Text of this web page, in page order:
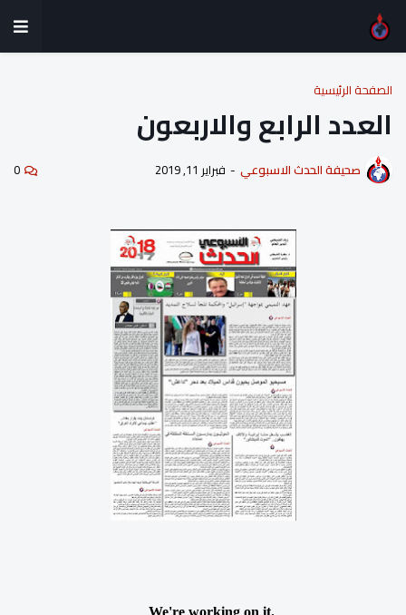
الصفحة الرئيسية
العدد الرابع والاربعون
صحيفة الحدث الاسبوعي - فبراير 11, 2019 0